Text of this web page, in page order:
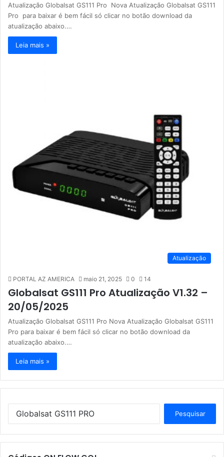
Atualização Globalsat GS111 Pro Nova Atualização Globalsat GS111
Pro para baixar é bem fácil só clicar no botão download da
atualização abaixo.…
Leia mais »
Atualização
PORTAL AZ AMERICA maio 21, 2025 0 14
Globalsat GS111 Pro Atualização V1.32 –
20/05/2025
Atualização Globalsat GS111 Pro Nova Atualização Globalsat GS111
Pro para baixar é bem fácil só clicar no botão download da
atualização abaixo.…
Leia mais »